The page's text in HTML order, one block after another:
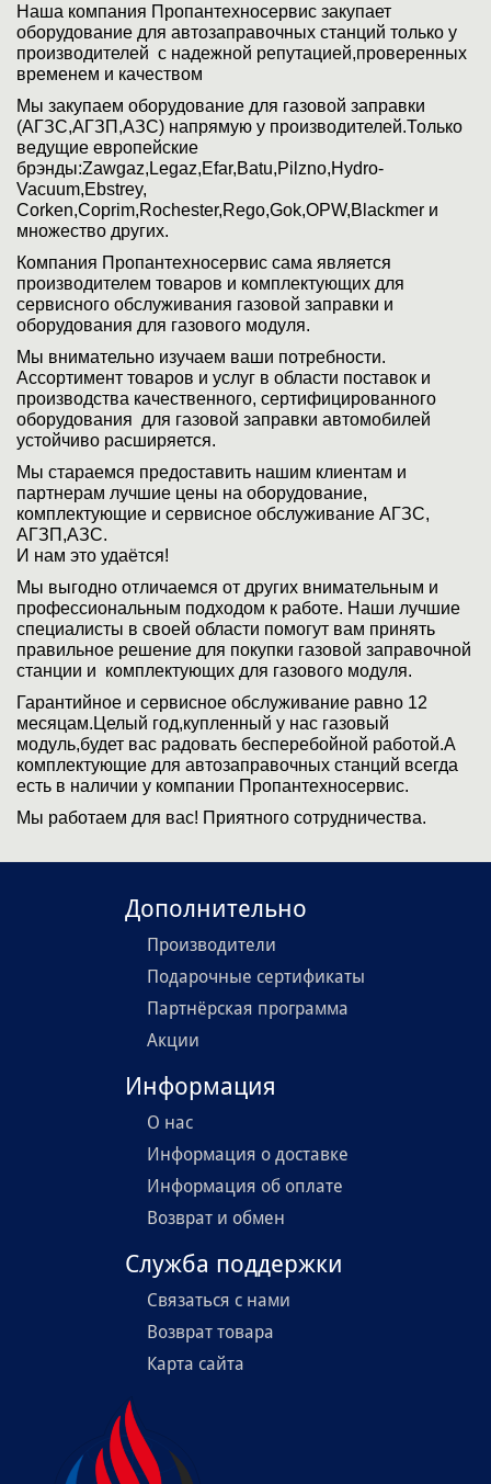
Наша компания Пропантехносервис закупает
оборудование для автозаправочных станций только у
производителей с надежной репутацией,проверенных
временем и качеством
Мы закупаем оборудование для газовой заправки
(АГЗС,АГЗП,АЗС) напрямую у производителей.Только
ведущие европейские
брэнды:Zawgaz,Legaz,Efar,Batu,Pilzno,Hydro-
Vacuum,Ebstrey,
Corken,Coprim,Rochester,Rego,Gok,OPW,Blackmer и
множество других.
Компания Пропантехносервис сама является
производителем товаров и комплектующих для
сервисного обслуживания газовой заправки и
оборудования для газового модуля.
Мы внимательно изучаем ваши потребности.
Ассортимент товаров и услуг в области поставок и
производства качественного, сертифицированного
оборудования для газовой заправки автомобилей
устойчиво расширяется.
Мы стараемся предоставить нашим клиентам и
партнерам лучшие цены на оборудование,
комплектующие и сервисное обслуживание АГЗС,
АГЗП,АЗС.
И нам это удаётся!
Мы выгодно отличаемся от других внимательным и
профессиональным подходом к работе. Наши лучшие
специалисты в своей области помогут вам принять
правильное решение для покупки газовой заправочной
станции и комплектующих для газового модуля.
Гарантийное и сервисное обслуживание равно 12
месяцам.Целый год,купленный у нас газовый
модуль,будет вас радовать бесперебойной работой.А
комплектующие для автозаправочных станций всегда
есть в наличии у компании Пропантехносервис.
Мы работаем для вас! Приятного сотрудничества.
Дополнительно
Производители
Подарочные сертификаты
Партнёрская программа
Акции
Информация
О нас
Информация о доставке
Информация об оплате
Возврат и обмен
Служба поддержки
Связаться с нами
Возврат товара
Карта сайта